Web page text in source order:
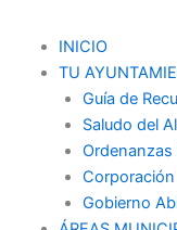
contenido
INICIO
TU
Guía de
Saludo del
Ordenanzas
Gobierno
Menu